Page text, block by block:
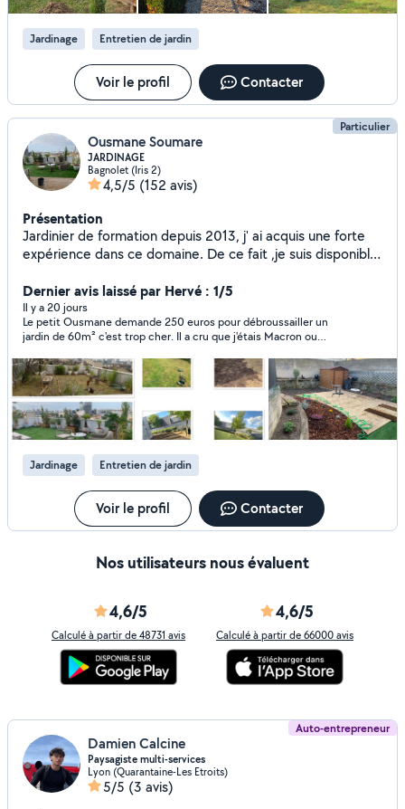
Jardinage Entretien de jardin
Voir le profil Contacter
Particulier
Ousmane Soumare
JARDINAGE
Bagnolet (Iris 2)
4,5/5 (152 avis)
Présentation
Jardinier de formation depuis 2013, j' ai acquis une forte
expérience dans ce domaine. De ce fait ,je suis disponible
d'entretien d'espace vert . J'ai également acquis une
compétence en Pose de Terrasse en Bois sur plot. Pour
être rassuré de mon professionnalisme, je vous prierais de
jeter un petit coup d œil dans ma galerie photo où j'ai mis
quelques une de mes réalisations. Merci de votre
confiance !
Dernier avis laissé par Hervé : 1/5
Il y a 20 jours
Le petit Ousmane demande 250 euros pour débroussailler un
jardin de 60m² c'est trop cher. Il a cru que j'étais Macron ou
Jardinage Entretien de jardin
Voir le profil Contacter
Nos utilisateurs nous évaluent
4,6/5
Calculé à partir de 48731 avis
4,6/5
Calculé à partir de 66000 avis
Auto-entrepreneur
Damien Calcine
Paysagiste multi-services
Lyon (Quarantaine-Les Etroits)
5/5 (3 avis)